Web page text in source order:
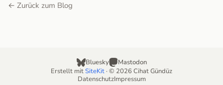
← Zurück zum Blog
Bluesky
Mastodon
Erstellt mitSiteKit· © 2026 Cihat Gündüz
DatenschutzImpressum